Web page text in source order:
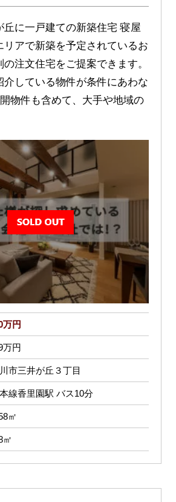
丘に一戸建ての新築住宅 寝屋
リアで新築を予定されているお
注文住宅をご提案できます。
介している物件が条件にあわな
物件も含めて、大手や地域の
万円
万円
市三井が丘３丁目
線香里園駅 バス10分
㎡
㎡